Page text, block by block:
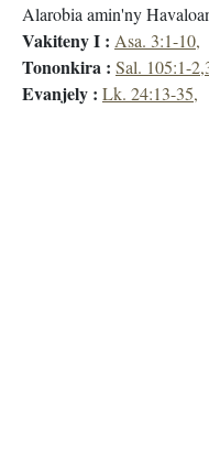
Alarobia amin'ny
Vakiteny I : Asa. 3:1-10,
Tononkira : Sal. 105:1-
Evanjely : Lk. 24:13-35,